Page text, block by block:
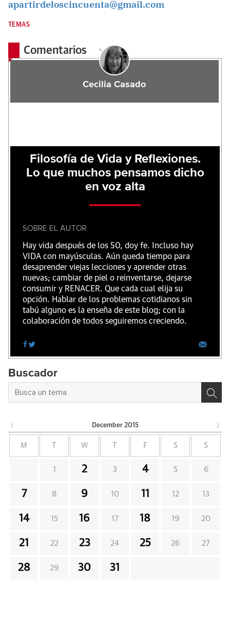
apartirdeloscincuenta@gmail.com
TEMAS
Comentarios
Cecilia Casado
Filosofía de Vida y Reflexiones.
Lo que muchos pensamos dicho
en voz alta
SOBRE EL AUTOR
Hay vida después de los 50, doy fe. Incluso hay
VIDA con mayúsculas. Aún queda tiempo para
desaprender viejas lecciones y aprender otras
nuevas; cambiar de piel o reinventarse, dejarse
consumir y RENACER. Que cada cual elija su
opción. Hablar de los problemas cotidianos sin
tabú alguno es la enseña de este blog; con la
colaboración de todos seguiremos creciendo.
Buscador
December 2015
M T W T F S S
1 2 3 4 5 6
7 8 9 10 11 12 13
14 15 16 17 18 19 20
21 22 23 24 25 26 27
28 29 30 31